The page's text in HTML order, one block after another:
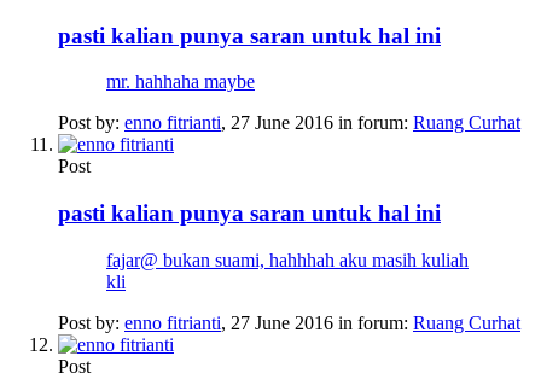
pasti kalian punya saran untuk hal ini
mr. hahhaha maybe
Post by: enno fitrianti, 27 June 2016 in forum: Ruang Curhat
Post
pasti kalian punya saran untuk hal ini
fajar@ bukan suami, hahhhah aku masih kuliah
kli
Post by: enno fitrianti, 27 June 2016 in forum: Ruang Curhat
Post